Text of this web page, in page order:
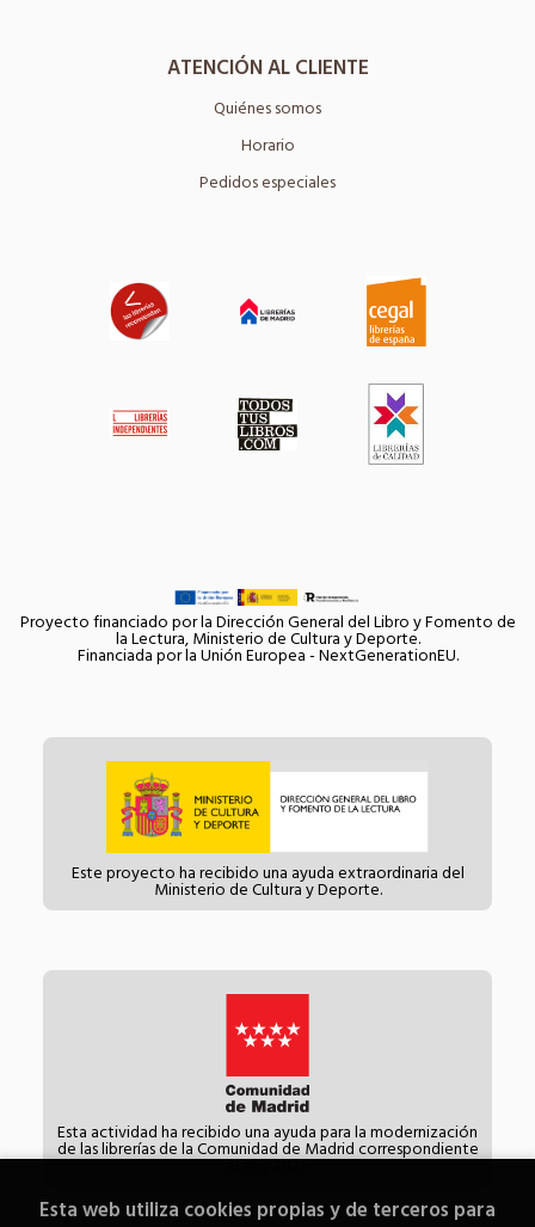
ATENCIÓN AL CLIENTE
Quiénes somos
Horario
Pedidos especiales
Proyecto financiado por la Dirección General del Libro y Fomento de
la Lectura, Ministerio de Cultura y Deporte.
Financiada por la Unión Europea - NextGenerationEU.
Este proyecto ha recibido una ayuda extraordinaria del
Ministerio de Cultura y Deporte.
Esta actividad ha recibido una ayuda para la modernización
de las librerías de la Comunidad de Madrid correspondiente
al año 2021.
Esta web utiliza cookies propias y de terceros para